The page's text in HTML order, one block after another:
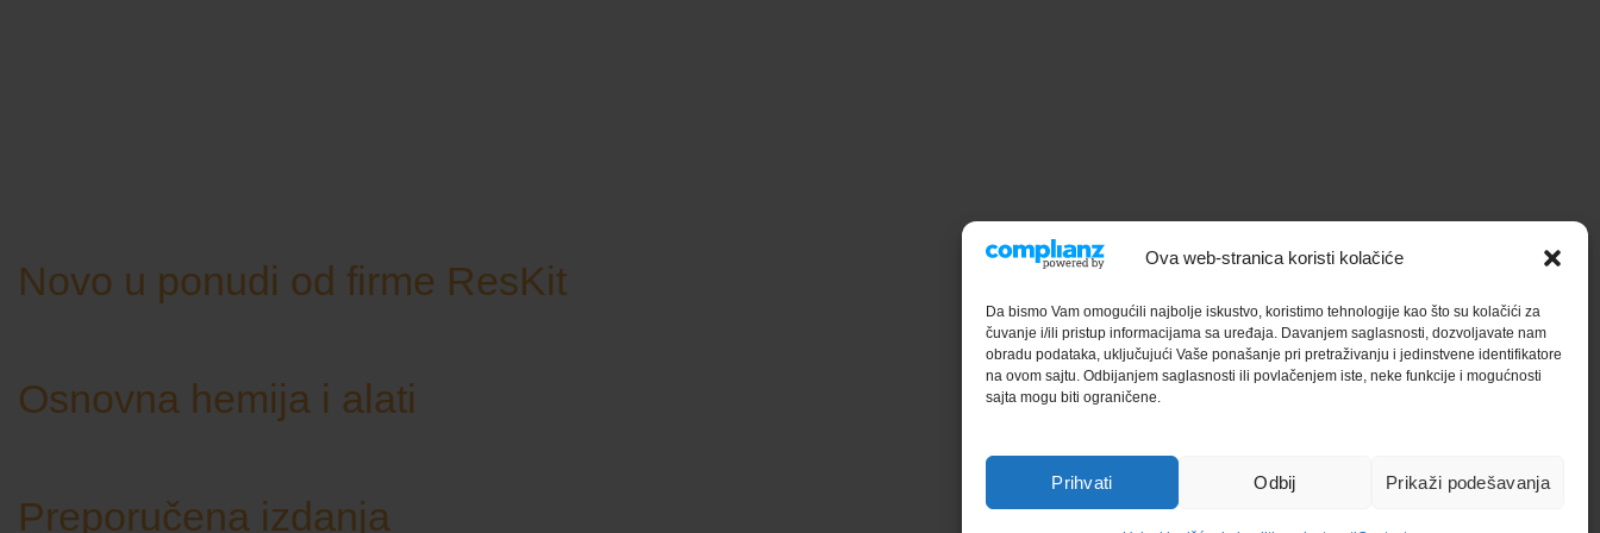
Ova web-stranica koristi kolačiće
Da bismo Vam omogućili najbolje iskustvo, koristimo tehnologije kao što su kolačići za
čuvanje i/ili pristup informacijama sa uređaja. Davanjem saglasnosti, dozvoljavate nam
obradu podataka, uključujući Vaše ponašanje pri pretraživanju i jedinstvene identifikatore
na ovom sajtu. Odbijanjem saglasnosti ili povlačenjem iste, neke funkcije i mogućnosti
sajta mogu biti ograničene.
Prihvati Odbij Prikaži podešavanja
Novo u ponudi od firme ResKit
Osnovna hemija i alati
Preporučena izdanja